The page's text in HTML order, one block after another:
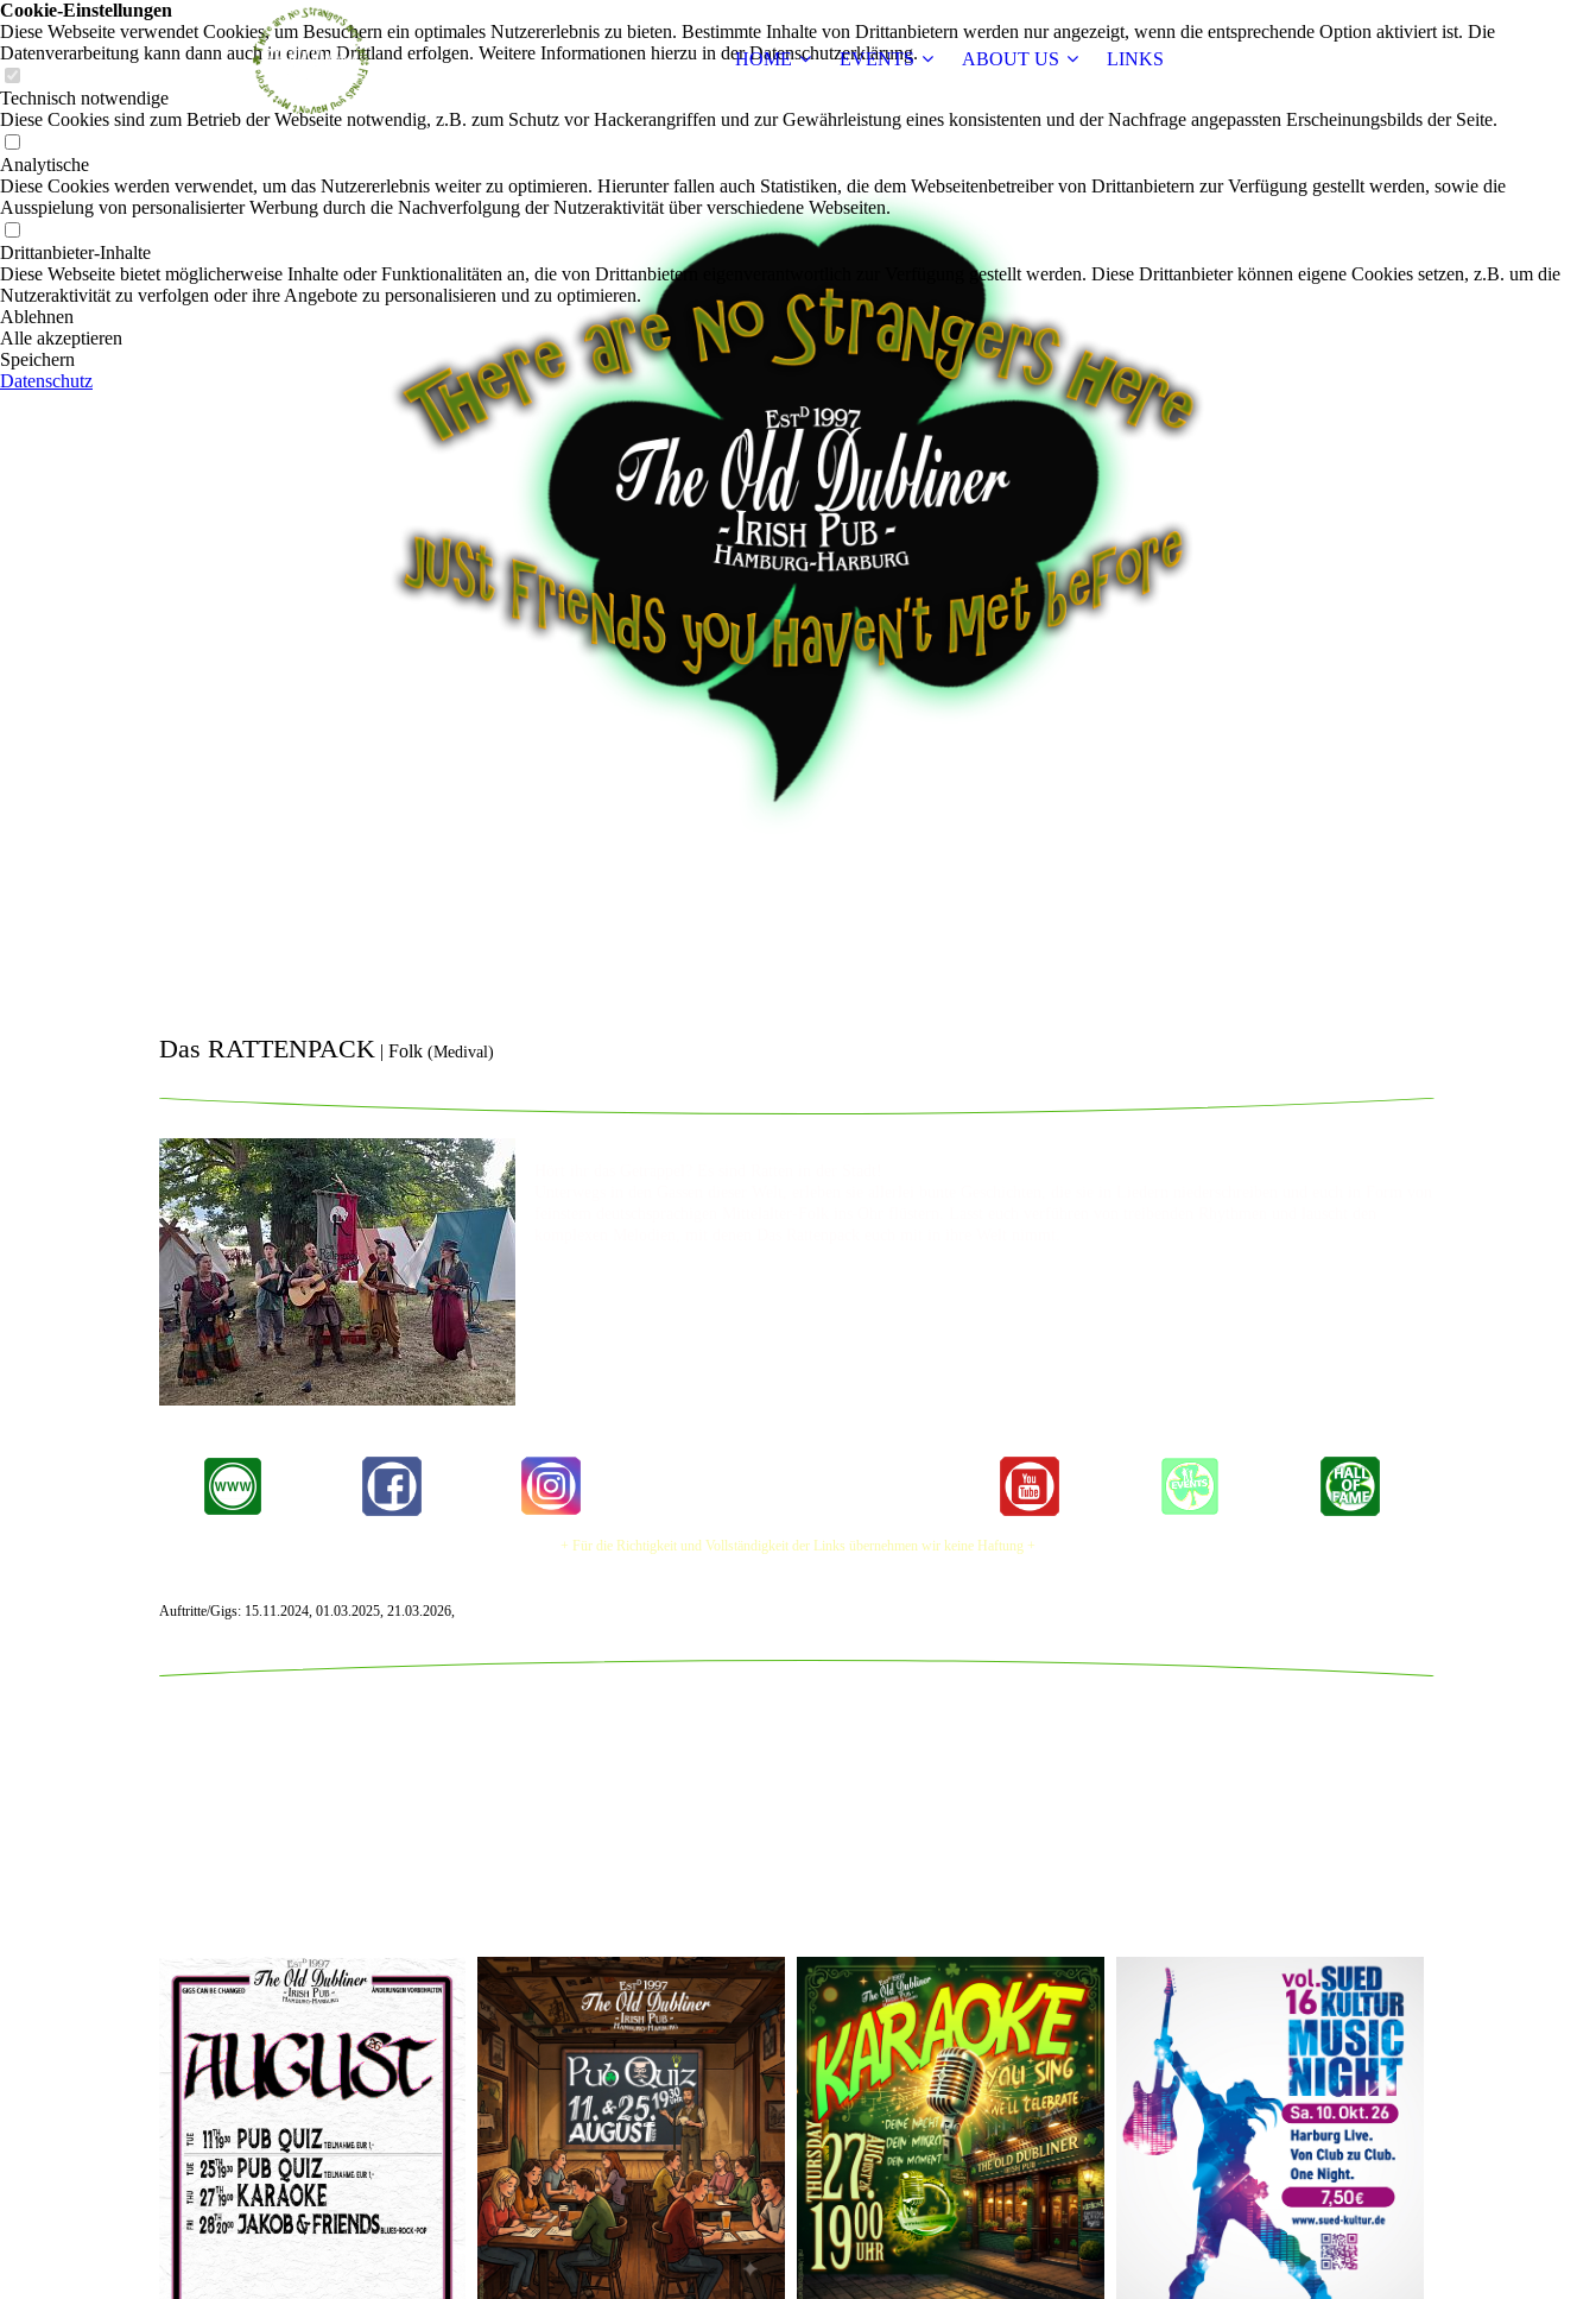
HOME EVENTS ABOUT US LINKS
Das RATTENPACK |Folk(Medival)
+ Für die Richtigkeit und Vollständigkeit der Links übernehmen wir keine Haftung +
Auftritte/Gigs: 15.11.2024, 01.03.2025, 21.03.2026,
Cookie-Einstellungen
Diese Webseite verwendet Cookies, um Besuchern ein optimales Nutzererlebnis zu bieten. Bestimmte Inhalte von Drittanbietern werden nur angezeigt, wenn die entsprechende Option aktiviert ist. Die
Datenverarbeitung kann dann auch in einem Drittland erfolgen. Weitere Informationen hierzu in der Datenschutzerklärung.
Technisch notwendige
Diese Cookies sind zum Betrieb der Webseite notwendig, z.B. zum Schutz vor Hackerangriffen und zur Gewährleistung eines konsistenten und der Nachfrage angepassten Erscheinungsbilds der Seite.
Analytische
Diese Cookies werden verwendet, um das Nutzererlebnis weiter zu optimieren. Hierunter fallen auch Statistiken, die dem Webseitenbetreiber von Drittanbietern zur Verfügung gestellt werden, sowie die
Ausspielung von personalisierter Werbung durch die Nachverfolgung der Nutzeraktivität über verschiedene Webseiten.
Drittanbieter-Inhalte
Diese Webseite bietet möglicherweise Inhalte oder Funktionalitäten an, die von Drittanbietern eigenverantwortlich zur Verfügung gestellt werden. Diese Drittanbieter können eigene Cookies setzen, z.B. um die
Nutzeraktivität zu verfolgen oder ihre Angebote zu personalisieren und zu optimieren.
Ablehnen
Alle akzeptieren
Speichern
Datenschutz